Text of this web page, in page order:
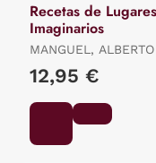
Recetas de Lugares
Imaginarios
MANGUEL, ALBERTO
12,95 €